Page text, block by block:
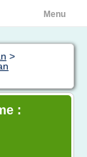
Menu
>
: